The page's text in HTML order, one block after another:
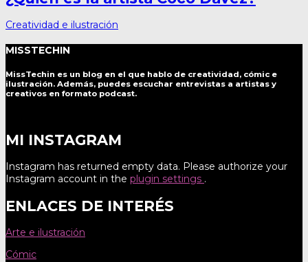
Creatividad e ilustración
MISSTECHIN
MissTechin es un blog en el que hablo de creatividad, cómic e
ilustración. Además, puedes escuchar entrevistas a artistas y
creativos en formato podcast.
MI INSTAGRAM
Instagram has returned empty data. Please authorize your
Instagram account in the plugin settings .
ENLACES DE INTERÉS
Arte e ilustración
Cómic